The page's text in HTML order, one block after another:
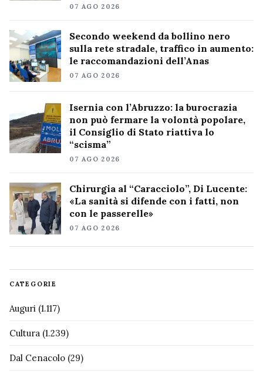
07 AGO 2026
Secondo weekend da bollino nero
sulla rete stradale, traffico in aumento:
le raccomandazioni dell’Anas
07 AGO 2026
Isernia con l’Abruzzo: la burocrazia
non può fermare la volontà popolare,
il Consiglio di Stato riattiva lo
“scisma”
07 AGO 2026
Chirurgia al “Caracciolo”, Di Lucente:
«La sanità si difende con i fatti, non
con le passerelle»
07 AGO 2026
CATEGORIE
Auguri (1.117)
Cultura (1.239)
Dal Cenacolo (29)